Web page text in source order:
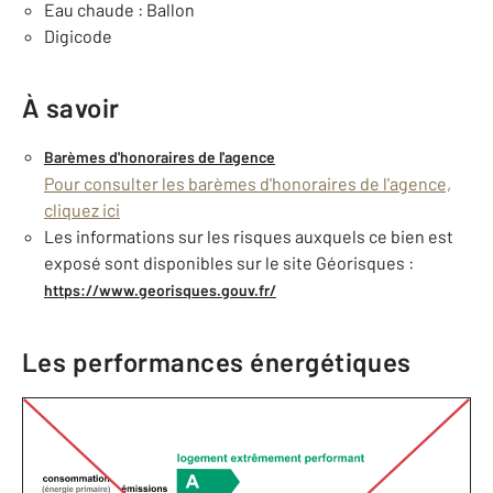
Eau chaude : Ballon
Digicode
À savoir
Barèmes d'honoraires de l'agence
Pour consulter les barèmes d'honoraires de l'agence,
cliquez ici
Les informations sur les risques auxquels ce bien est
exposé sont disponibles sur le site Géorisques :
https://www.georisques.gouv.fr/
Les performances énergétiques